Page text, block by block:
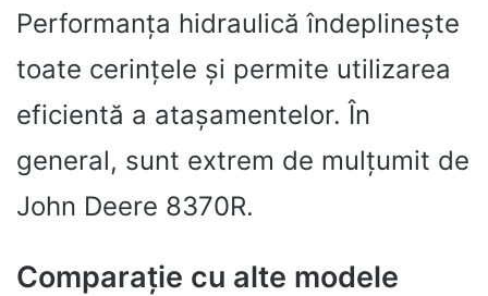
Performanța hidraulică îndeplinește
toate cerințele și permite utilizarea
eficientă a atașamentelor. În
general, sunt extrem de mulțumit de
John Deere 8370R.
Comparație cu alte modele